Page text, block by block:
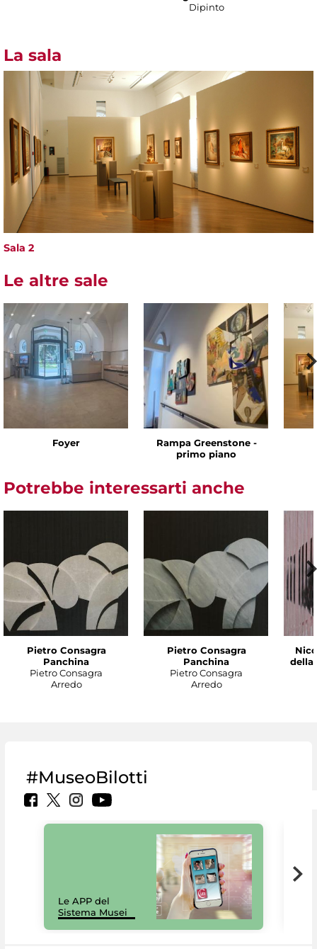
Dipinto
La sala
Sala 2
Le altre sale
Foyer
Rampa Greenstone -
primo piano
Potrebbe interessarti anche
Pietro Consagra
Panchina
Pietro Consagra
Arredo
Pietro Consagra
Panchina
Pietro Consagra
Arredo
della
#MuseoBilotti
Le APP del
Sistema Musei